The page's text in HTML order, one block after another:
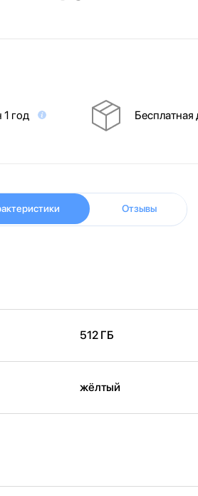
1 год Бесплатная
Отзывы
512 ГБ
жёлтый